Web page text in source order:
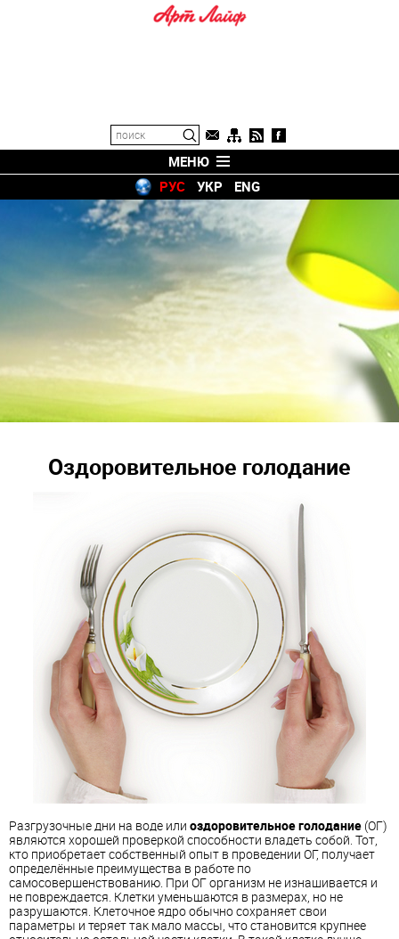
МЕНЮ
РУС
УКР ENG
Оздоровительное голодание
Разгрузочные дни на воде или оздоровительное голодание (ОГ)
являются хорошей проверкой способности владеть собой. Тот,
кто приобретает собственный опыт в проведении ОГ, получает
определённые преимущества в работе по
самосовершенствованию. При ОГ организм не изнашивается и
не повреждается. Клетки уменьшаются в размерах, но не
разрушаются. Клеточное ядро обычно сохраняет свои
параметры и теряет так мало массы, что становится крупнее